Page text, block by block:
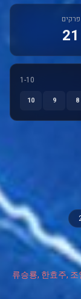
פרקים
21
1-10
8
9
10
류승룡, 한효주,